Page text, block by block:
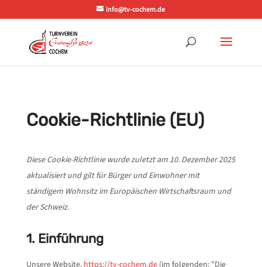
info@tv-cochem.de
Cookie-Richtlinie (EU)
Diese Cookie-Richtlinie wurde zuletzt am 10. Dezember 2025
aktualisiert und gilt für Bürger und Einwohner mit
ständigem Wohnsitz im Europäischen Wirtschaftsraum und
der Schweiz.
1. Einführung
Unsere Website,https://tv-cochem.de(im folgenden: "Die